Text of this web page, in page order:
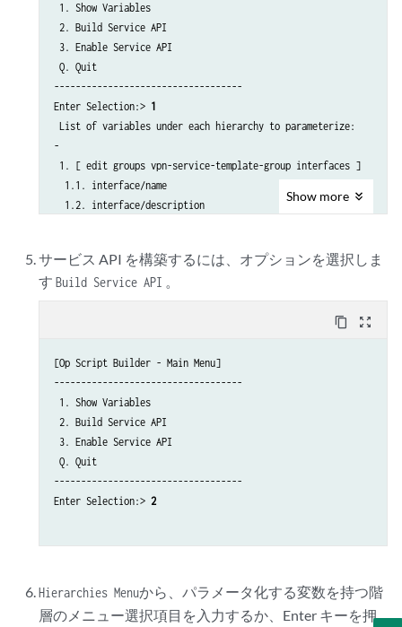
1. Show Variables
2. Build Service API
3. Enable Service API
Q. Quit
-----------------------------------
Enter Selection:> 1
List of variables under each hierarchy to parameterize:
-
1. [ edit groups vpn-service-template-group interfaces ]
  1.1. interface/name
  1.2. interface/description
  1.5. interface/unit/family/bridge/vlan-id
-
2. [ edit groups vpn-service-template-group protocols ]
-
3. [ edit groups vpn-service-template-group bridge-domains ]
  3.1. domain/name
  3.2. domain/vlan-id-list
Show more
サービス API を構築するには、オプションを選択しま
すBuild Service API 。
content_copy zoom_out_map
[Op Script Builder - Main Menu]
-----------------------------------
1. Show Variables
2. Build Service API
3. Enable Service API
Q. Quit
-----------------------------------
Enter Selection:> 2
Hierarchies Menuから、パラメータ化する変数を持つ階
層のメニュー選択項目を入力するか、Enter キーを押